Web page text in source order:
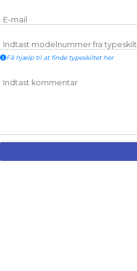
E-mail
Indtast modelnummer fra typeskilt
Få hjælp til at finde typeskiltet her
Indtast kommentar